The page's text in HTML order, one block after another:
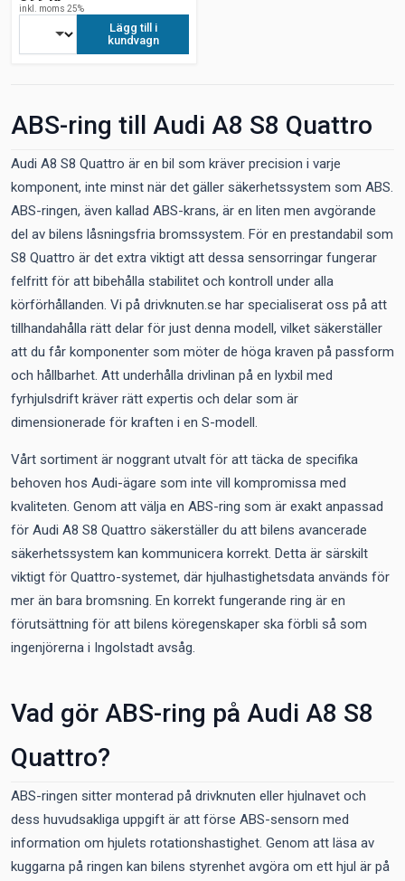
inkl. moms 25%
Lägg till i
kundvagn
ABS-ring till Audi A8 S8 Quattro
Audi A8 S8 Quattro är en bil som kräver precision i varje
komponent, inte minst när det gäller säkerhetssystem som ABS.
ABS-ringen, även kallad ABS-krans, är en liten men avgörande
del av bilens låsningsfria bromssystem. För en prestandabil som
S8 Quattro är det extra viktigt att dessa sensorringar fungerar
felfritt för att bibehålla stabilitet och kontroll under alla
körförhållanden. Vi på drivknuten.se har specialiserat oss på att
tillhandahålla rätt delar för just denna modell, vilket säkerställer
att du får komponenter som möter de höga kraven på passform
och hållbarhet. Att underhålla drivlinan på en lyxbil med
fyrhjulsdrift kräver rätt expertis och delar som är
dimensionerade för kraften i en S-modell.
Vårt sortiment är noggrant utvalt för att täcka de specifika
behoven hos Audi-ägare som inte vill kompromissa med
kvaliteten. Genom att välja en ABS-ring som är exakt anpassad
för Audi A8 S8 Quattro säkerställer du att bilens avancerade
säkerhetssystem kan kommunicera korrekt. Detta är särskilt
viktigt för Quattro-systemet, där hjulhastighetsdata används för
mer än bara bromsning. En korrekt fungerande ring är en
förutsättning för att bilens köregenskaper ska förbli så som
ingenjörerna i Ingolstadt avsåg.
Vad gör ABS-ring på Audi A8 S8
Quattro?
ABS-ringen sitter monterad på drivknuten eller hjulnavet och
dess huvudsakliga uppgift är att förse ABS-sensorn med
information om hjulets rotationshastighet. Genom att läsa av
kuggarna på ringen kan bilens styrenhet avgöra om ett hjul är på